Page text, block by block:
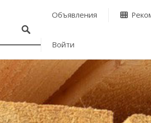
Объявления
Войти